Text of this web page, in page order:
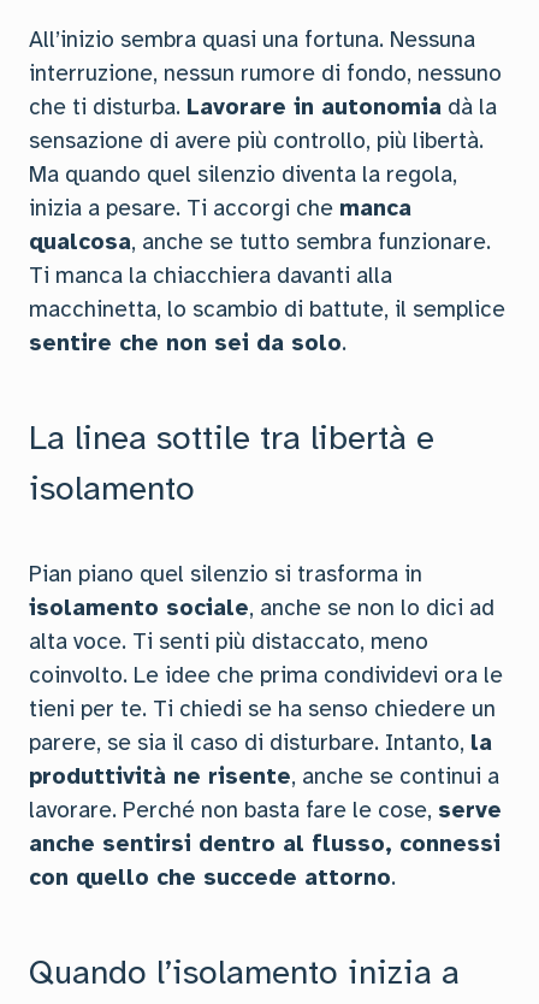
All’inizio sembra quasi una fortuna. Nessuna
interruzione, nessun rumore di fondo, nessuno
che ti disturba. Lavorare in autonomia dà la
sensazione di avere più controllo, più libertà.
Ma quando quel silenzio diventa la regola,
inizia a pesare. Ti accorgi che manca
qualcosa, anche se tutto sembra funzionare.
Ti manca la chiacchiera davanti alla
macchinetta, lo scambio di battute, il semplice
sentire che non sei da solo.
La linea sottile tra libertà e
isolamento
Pian piano quel silenzio si trasforma in
isolamento sociale, anche se non lo dici ad
alta voce. Ti senti più distaccato, meno
coinvolto. Le idee che prima condividevi ora le
tieni per te. Ti chiedi se ha senso chiedere un
parere, se sia il caso di disturbare. Intanto, la
produttività ne risente, anche se continui a
lavorare. Perché non basta fare le cose, serve
anche sentirsi dentro al flusso, connessi
con quello che succede attorno.
Quando l’isolamento inizia a